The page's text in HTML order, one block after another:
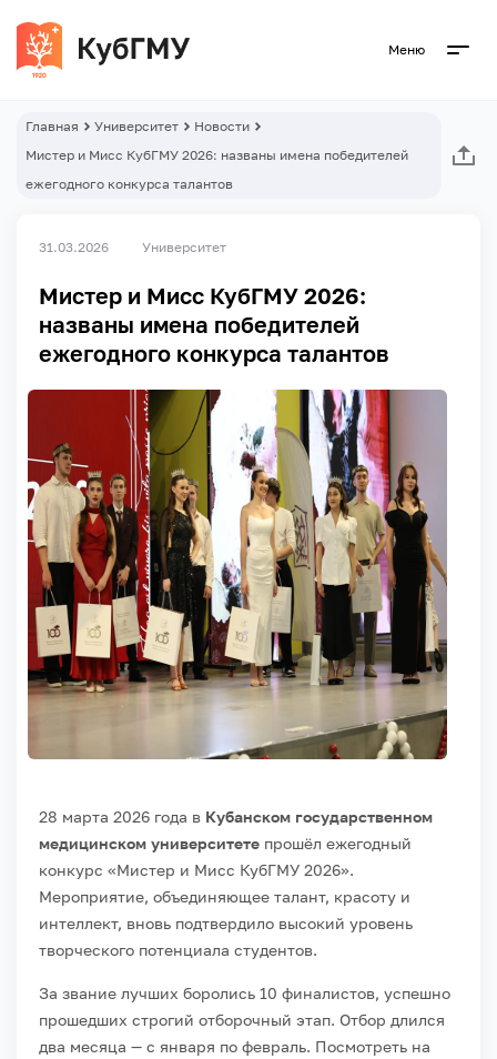
Меню
Главная Университет
Новости
Мистер и Мисс КубГМУ 2026: названы имена победителей
ежегодного конкурса талантов
31.03.2026 Университет
Мистер и Мисс КубГМУ 2026:
названы имена победителей
ежегодного конкурса талантов
28 марта 2026 года в Кубанском государственном
медицинском университете прошёл ежегодный
конкурс «Мистер и Мисс КубГМУ 2026».
Мероприятие, объединяющее талант, красоту и
интеллект, вновь подтвердило высокий уровень
творческого потенциала студентов.
За звание лучших боролись 10 финалистов, успешно
прошедших строгий отборочный этап. Отбор длился
два месяца — с января по февраль. Посмотреть на